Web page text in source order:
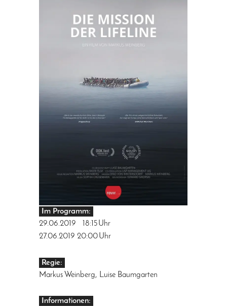
Im Programm:
29.06.2019
18:15Uhr
27.06.2019 20:00Uhr
Regie:
Markus Weinberg, Luise Baumgarten
Informationen: